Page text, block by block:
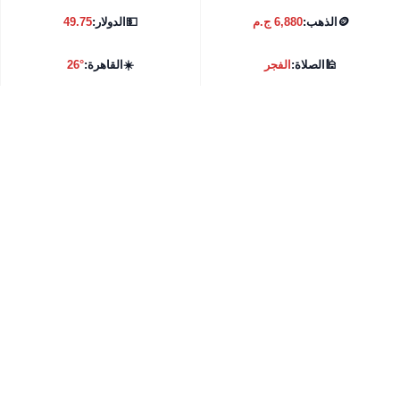
🪙 الذهب:6,880 ج.م 💵الدولار:49.75
🕌الصلاة:الفجر ☀️القاهرة:26°